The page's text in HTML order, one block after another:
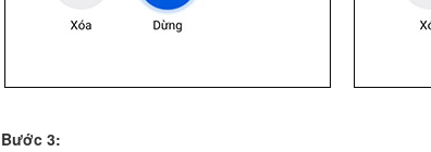
Bước 3: